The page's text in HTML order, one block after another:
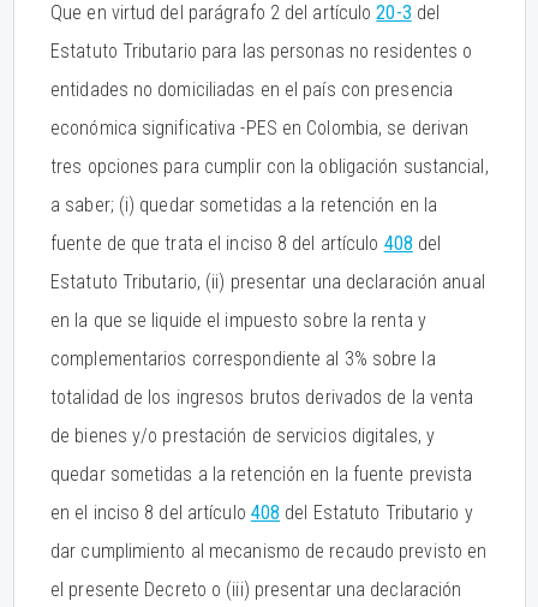
Que en virtud del parágrafo 2 del artículo20-3 del
Estatuto Tributario para las personas no residentes o
entidades no domiciliadas en el país con presencia
económica significativa -PES en Colombia, se derivan
tres opciones para cumplir con la obligación sustancial,
a saber; (i) quedar sometidas a la retención en la
fuente de que trata el inciso 8 del artículo 408 del
Estatuto Tributario, (ii) presentar una declaración anual
en la que se liquide el impuesto sobre la renta y
complementarios correspondiente al 3% sobre la
totalidad de los ingresos brutos derivados de la venta
de bienes y/o prestación de servicios digitales, y
quedar sometidas a la retención en la fuente prevista
en el inciso 8 del artículo 408 del Estatuto Tributario y
dar cumplimiento al mecanismo de recaudo previsto en
el presente Decreto o (iii) presentar una declaración